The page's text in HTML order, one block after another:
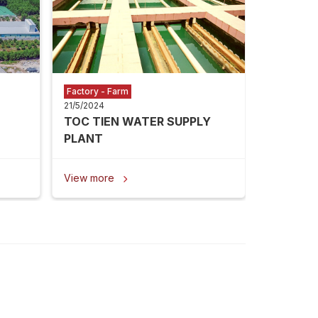
Factory - Farm
21/5/2024
TOC TIEN WATER SUPPLY
PLANT
View more 